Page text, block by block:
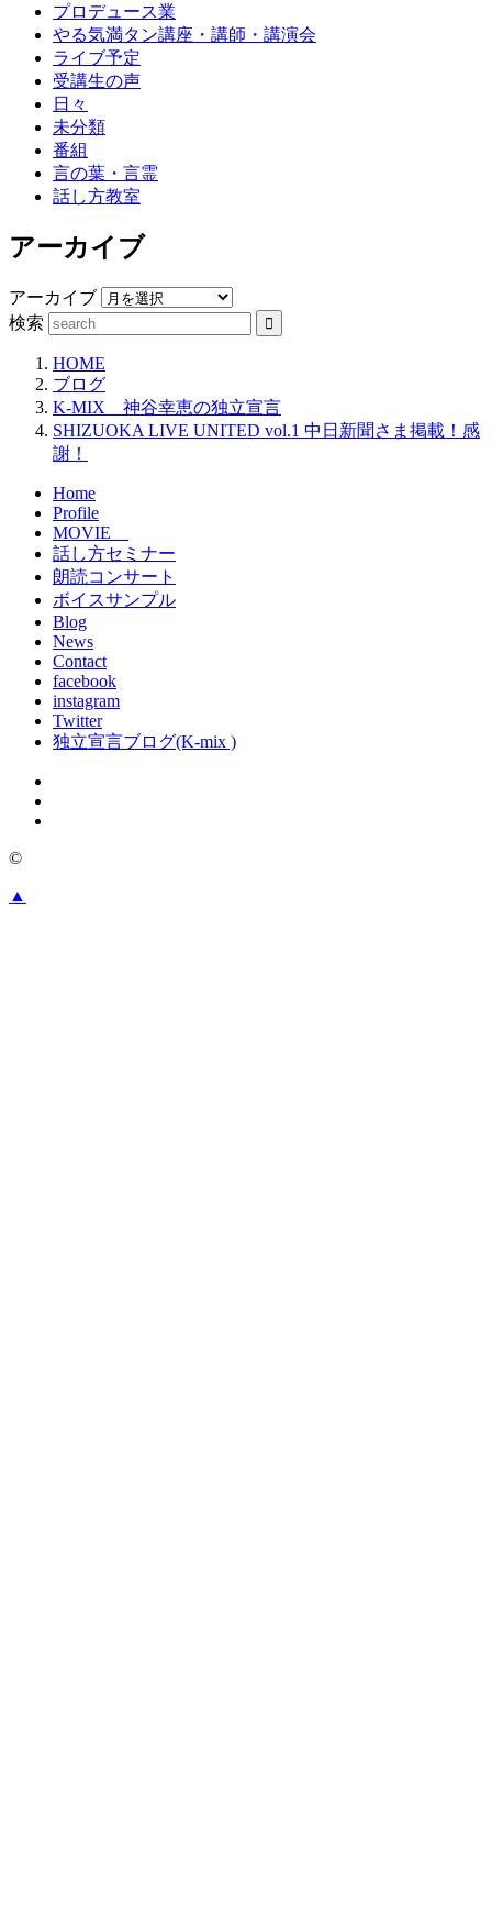
プロデュース業
やる気満タン講座・講師・講演会
ライブ予定
受講生の声
日々
未分類
番組
言の葉・言霊
話し方教室
アーカイブ
アーカイブ
検索
HOME
ブログ
K-MIX 神谷幸恵の独立宣言
SHIZUOKA LIVE UNITED vol.1 中日新聞さま掲載！感
謝！
Home
Profile
MOVIE
話し方セミナー
朗読コンサート
ボイスサンプル
Blog
News
Contact
facebook
instagram
Twitter
独立宣言ブログ(K-mix )
©
▲